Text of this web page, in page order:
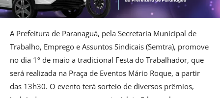
A Prefeitura de Paranaguá, pela Secretaria Municipal de
Trabalho, Emprego e Assuntos Sindicais (Semtra), promove
no dia 1º de maio a tradicional Festa do Trabalhador, que
será realizada na Praça de Eventos Mário Roque, a partir
das 13h30. O evento terá sorteio de diversos prêmios,